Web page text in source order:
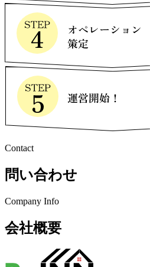
Contact
問い合わせ
Company Info
会社概要